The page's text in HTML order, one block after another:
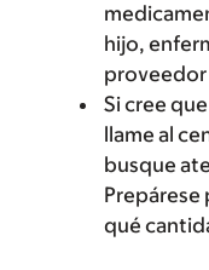
hijo,
proveedor
Si cree
llame al
busque
Prepárese
qué